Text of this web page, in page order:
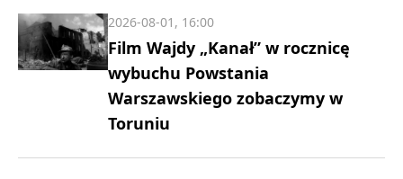
Film Wajdy „Kanał” w rocznicę
wybuchu Powstania
Warszawskiego zobaczymy w
Toruniu
2026-08-01, 16:00